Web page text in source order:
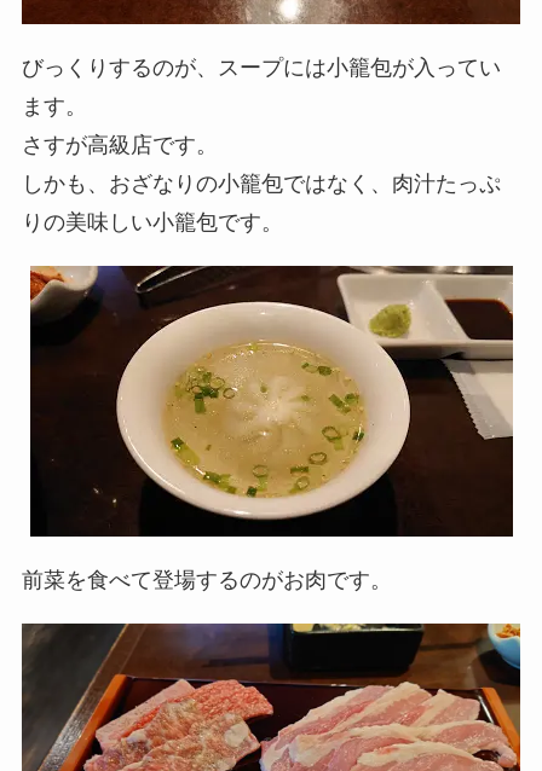
びっくりするのが、スープには小籠包が入ってい
ます。
さすが高級店です。
しかも、おざなりの小籠包ではなく、肉汁たっぷ
りの美味しい小籠包です。
前菜を食べて登場するのがお肉です。